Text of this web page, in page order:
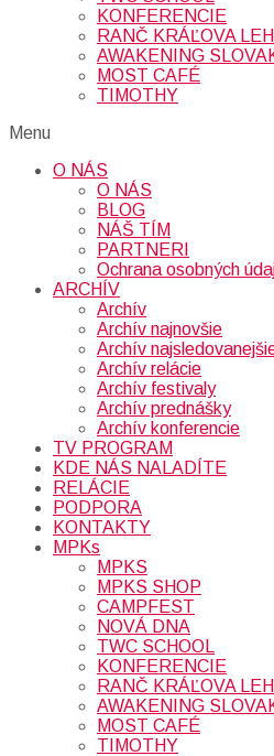
KONFERENCIE
RANČ KRÁĽOVA
AWAKENING
MOST CAFÉ
TIMOTHY
Menu
O NÁS
O NÁS
BLOG
NÁŠ TÍM
PARTNERI
Ochrana osobných
ARCHÍV
Archív
Archív najnovšie
Archív
Archív relácie
Archív festivaly
Archív prednášky
Archív konferencie
TV PROGRAM
KDE NÁS NALADÍTE
RELÁCIE
PODPORA
KONTAKTY
MPKs
MPKS
MPKS SHOP
CAMPFEST
NOVÁ DNA
TWC SCHOOL
KONFERENCIE
RANČ KRÁĽOVA
AWAKENING
MOST CAFÉ
TIMOTHY